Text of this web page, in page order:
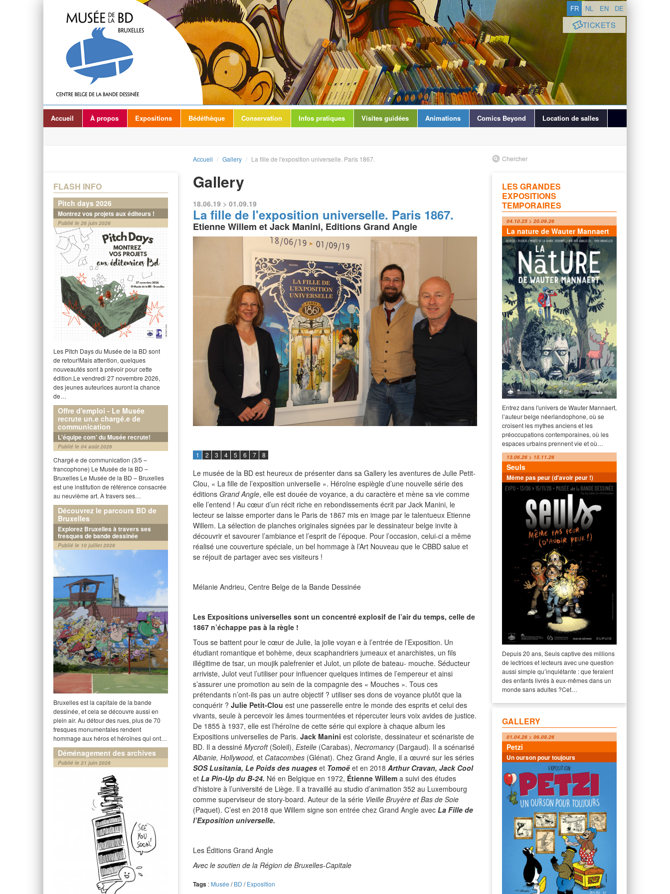
TICKETS
FR NL EN DE
Accueil À propos Expositions Bédéthèque Conservation Infos pratiques Visites guidées Animations Comics Beyond Location de salles
FLASH INFO
Pitch days 2026
Montrez vos projets aux éditeurs !
Publié le 26 juin 2026
Les Pitch Days du Musée de la BD sont
de retour!Mais attention, quelques
nouveautés sont à prévoir pour cette
édition.Le vendredi 27 novembre 2026,
des jeunes auteurices auront la chance
de…
Offre d'emploi - Le Musée
recrute un.e chargé.e de
communication
L'équipe com' du Musée recrute!
Publié le 04 août 2026
Chargé·e de communication (3/5 –
francophone) Le Musée de la BD –
Bruxelles Le Musée de la BD – Bruxelles
est une institution de référence consacrée
au neuvième art. À travers ses…
Découvrez le parcours BD de
Bruxelles
Explorez Bruxelles à travers ses
fresques de bande dessinée
Publié le 10 juillet 2026
Bruxelles est la capitale de la bande
dessinée, et cela se découvre aussi en
plein air. Au détour des rues, plus de 70
fresques monumentales rendent
hommage aux héros et héroïnes qui ont…
Déménagement des archives
Publié le 21 juin 2026
Accueil / Gallery / La fille de l'exposition universelle. Paris 1867.
Gallery
18.06.19 > 01.09.19
La fille de l'exposition universelle. Paris 1867.
Etienne Willem et Jack Manini, Editions Grand Angle
1 2 3 4 5 6 7 8
Le musée de la BD est heureux de présenter dans sa Gallery les aventures de Julie Petit-
Clou, « La fille de l’exposition universelle ». Héroïne espiègle d’une nouvelle série des
éditions Grand Angle, elle est douée de voyance, a du caractère et mène sa vie comme
elle l’entend ! Au cœur d’un récit riche en rebondissements écrit par Jack Manini, le
lecteur se laisse emporter dans le Paris de 1867 mis en image par le talentueux Etienne
Willem. La sélection de planches originales signées par le dessinateur belge invite à
découvrir et savourer l’ambiance et l’esprit de l’époque. Pour l’occasion, celui-ci a même
réalisé une couverture spéciale, un bel hommage à l’Art Nouveau que le CBBD salue et
se réjouit de partager avec ses visiteurs !
Mélanie Andrieu, Centre Belge de la Bande Dessinée
Les Expositions universelles sont un concentré explosif de l’air du temps, celle de
1867 n’échappe pas à la règle !
Tous se battent pour le cœur de Julie, la jolie voyan e à l’entrée de l’Exposition. Un
étudiant romantique et bohème, deux scaphandriers jumeaux et anarchistes, un fils
illégitime de tsar, un moujik palefrenier et Julot, un pilote de bateau- mouche. Séducteur
arriviste, Julot veut l’utiliser pour influencer quelques intimes de l’empereur et ainsi
s’assurer une promotion au sein de la compagnie des « Mouches ». Tous ces
prétendants n’ont-ils pas un autre objectif ? utiliser ses dons de voyance plutôt que la
conquérir ? Julie Petit-Clou est une passerelle entre le monde des esprits et celui des
vivants, seule à percevoir les âmes tourmentées et répercuter leurs voix avides de justice.
De 1855 à 1937, elle est l’héroïne de cette série qui explore à chaque album les
Expositions universelles de Paris. Jack Manini est coloriste, dessinateur et scénariste de
BD. Il a dessiné Mycroft (Soleil), Estelle (Carabas), Necromancy (Dargaud). Il a scénarisé
Albanie, Hollywood, et Catacombes (Glénat). Chez Grand Angle, il a œuvré sur les séries
SOS Lusitania, Le Poids des nuages et Tomoë et en 2018 Arthur Cravan, Jack Cool
et La Pin-Up du B-24. Né en Belgique en 1972, Étienne Willem a suivi des études
d’histoire à l’université de Liège. Il a travaillé au studio d’animation 352 au Luxembourg
comme superviseur de story-board. Auteur de la série Vieille Bruyère et Bas de Soie
(Paquet). C’est en 2018 que Willem signe son entrée chez Grand Angle avec La Fille de
l’Exposition universelle.
Les Éditions Grand Angle
Avec le soutien de la Région de Bruxelles-Capitale
Tags : Musée /BD /Exposition
Chercher
LES GRANDES
EXPOSITIONS
TEMPORAIRES
04.10.25 > 20.09.26
La nature de Wauter Mannaert
Entrez dans l'univers de Wauter Mannaert,
l’auteur belge néerlandophone, où se
croisent les mythes anciens et les
préoccupations contemporaines, où les
espaces urbains prennent vie et où…
13.06.26 > 15.11.26
Seuls
Même pas peur (d'avoir peur !)
Depuis 20 ans, Seuls captive des millions
de lectrices et lecteurs avec une question
aussi simple qu’inquiétante : que feraient
des enfants livrés à eux-mêmes dans un
monde sans adultes ?Cet…
GALLERY
01.04.26 > 06.09.26
Petzi
Un ourson pour toujours